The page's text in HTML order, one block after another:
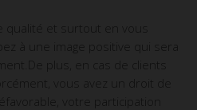
qualité et surtout en vous
à une image positive qui sera
plus, en cas de clients
vous avez un droit de
votre participation